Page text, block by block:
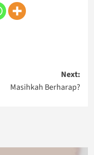
Next:
Masihkah Berharap?